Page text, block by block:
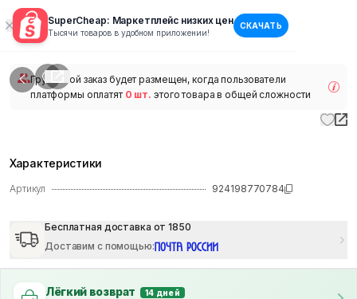
SuperCheap: Маркетплейс низких цен
Тысячи товаров в удобном приложении!
СКАЧАТЬ
1/
Групповой заказ будет размещен, когда пользователи
платформы оплатят 0 шт. этого товара в общей сложности
Характеристики
Артикул 924198770784
Бесплатная доставка от 1850
Доставим с помощью:
Лёгкий возврат 14 дней